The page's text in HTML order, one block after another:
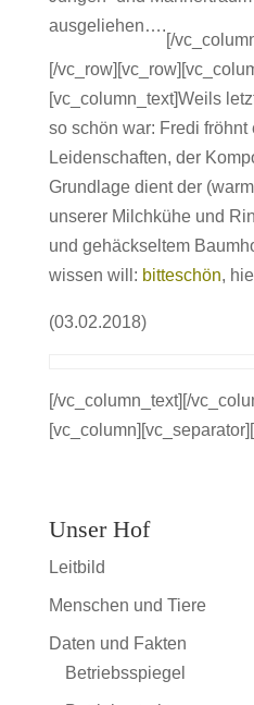
ausgeliehen….
[/
[/
[vc_column_text]Weils
so schön war: Fredi
Leidenschaften, der
Grundlage dient der
unserer Milchkühe und
und gehäckseltem
wissen will: bitteschön,
(03.02.2018)
[/vc_column_text][/
Unser Hof
Leitbild
Menschen und Tiere
Daten und Fakten
Betriebsspiegel